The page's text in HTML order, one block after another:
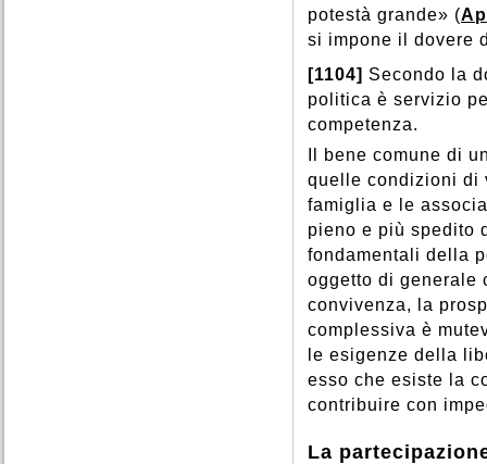
potestà grande» (
si impone il dovere
[1104] Secondo la
politica è servizio
competenza.
Il bene comune di
quelle condizioni di
famiglia e le
pieno e più spedito
fondamentali della
oggetto di generale
convivenza, la
complessiva è
le esigenze della
esso che esiste la
contribuire con
La